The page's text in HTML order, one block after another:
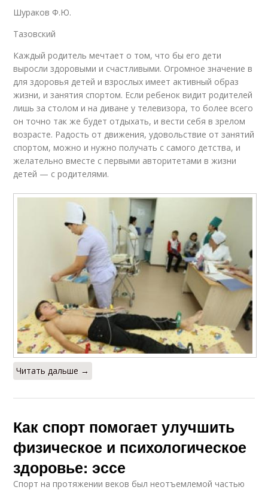
Шураков Ф.Ю.
Тазовский
Каждый родитель мечтает о том, что бы его дети
выросли здоровыми и счастливыми. Огромное значение в
для здоровья детей и взрослых имеет активный образ
жизни, и занятия спортом. Если ребенок видит родителей
лишь за столом и на диване у телевизора, то более всего
он точно так же будет отдыхать, и вести себя в зрелом
возрасте. Радость от движения, удовольствие от занятий
спортом, можно и нужно получать с самого детства, и
желательно вместе с первыми авторитетами в жизни
детей — с родителями.
Читать дальше →
Как спорт помогает улучшить
физическое и психологическое
здоровье: эссе
Спорт на протяжении веков был неотъемлемой частью